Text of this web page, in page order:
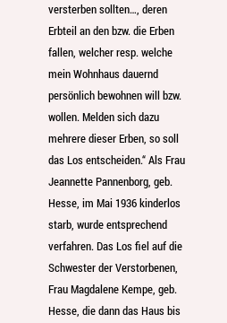
versterben sollten…, deren
Erbteil an den bzw. die Erben
fallen, welcher resp. welche
mein Wohnhaus dauernd
persönlich bewohnen will bzw.
wollen. Melden sich dazu
mehrere dieser Erben, so soll
das Los entscheiden.“ Als Frau
Jeannette Pannenborg, geb.
Hesse, im Mai 1936 kinderlos
starb, wurde entsprechend
verfahren. Das Los fiel auf die
Schwester der Verstorbenen,
Frau Magdalene Kempe, geb.
Hesse, die dann das Haus bis